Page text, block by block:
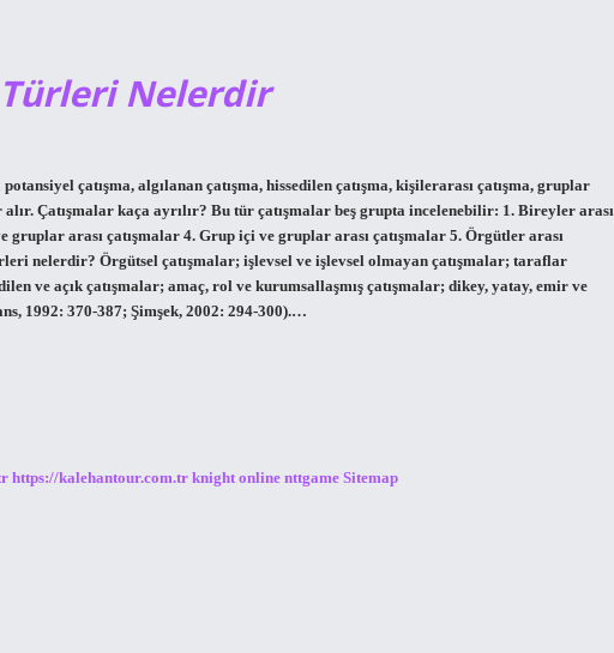
Nelerdir
çatışma, algılanan çatışma, hissedilen çatışma, kişilerarası çatışma, gruplar
alır. Çatışmalar kaça ayrılır? Bu tür çatışmalar beş grupta incelenebilir: 1. Bireyler arası
gruplar arası çatışmalar 4. Grup içi ve gruplar arası çatışmalar 5. Örgütler arası
nelerdir? Örgütsel çatışmalar; işlevsel ve işlevsel olmayan çatışmalar; taraflar
ve açık çatışmalar; amaç, rol ve kurumsallaşmış çatışmalar; dikey, yatay, emir ve
1992: 370-387; Şimşek, 2002: 294-300).…
https://kalehantour.com.tr knight online nttgame Sitemap